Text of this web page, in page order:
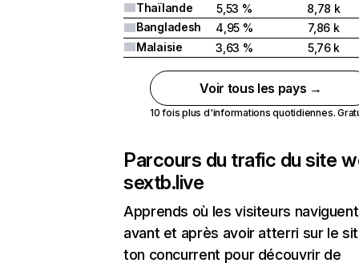
Thaïlande
5,53 %
8,78 k
Bangladesh
4,95 %
7,86 k
Malaisie
3,63 % 5,76 k
Voir tous les pays →
10 fois plus d'informations quotidiennes.
Parcours du trafic du site
sextb.live
Apprends où les visiteurs naviguent
avant et après avoir atterri sur le
ton concurrent pour découvrir de